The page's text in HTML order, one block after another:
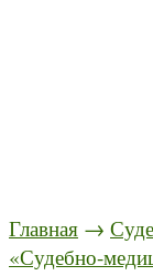
Главная →
«Судебно-